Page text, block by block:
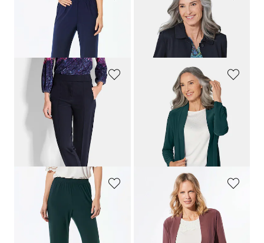
Comfortabele slinky broek VERA
Licht jack in glanzende look
169,95 €
GOLDNER
Jersey broek
CARLA
van kreukarme viscose
Soepelvallend, lang jersey jasje
119,95 €
Laagste prijs van de afgelopen 30
dagen**: 109,95 €
(-36%)
GOLDNER
Comfortabele slinky broek VERA
99,95 €
Soepelvallend, lang jersey jasje
119,95 €
+ 3